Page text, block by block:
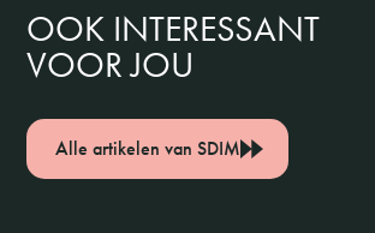
OOK INTERESSANT
VOOR JOU
Alle artikelen van SDIM